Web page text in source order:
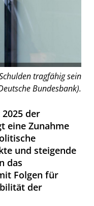
tragfähig sein
Bundesbank).
der
eine Zunahme
und steigende
das
Folgen für
der